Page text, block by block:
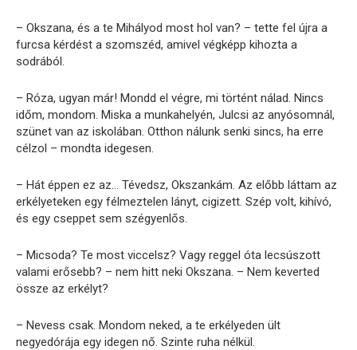
– Okszana, és a te Mihályod most hol van? – tette fel újra a
furcsa kérdést a szomszéd, amivel végképp kihozta a
sodrából.
– Róza, ugyan már! Mondd el végre, mi történt nálad. Nincs
időm, mondom. Miska a munkahelyén, Julcsi az anyósomnál,
szünet van az iskolában. Otthon nálunk senki sincs, ha erre
célzol – mondta idegesen.
– Hát éppen ez az… Tévedsz, Okszankám. Az előbb láttam az
erkélyeteken egy félmeztelen lányt, cigizett. Szép volt, kihívó,
és egy cseppet sem szégyenlős.
– Micsoda? Te most viccelsz? Vagy reggel óta lecsúszott
valami erősebb? – nem hitt neki Okszana. – Nem keverted
össze az erkélyt?
– Nevess csak. Mondom neked, a te erkélyeden ült
negyedórája egy idegen nő. Szinte ruha nélkül.